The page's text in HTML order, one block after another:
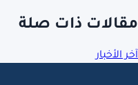
مقالات ذات صلة
آخر الأخبار